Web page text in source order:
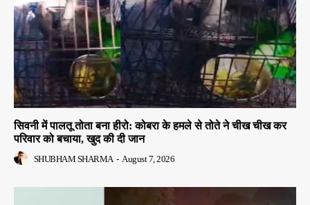
सिवनी में पालतू तोता बना हीरो: कोबरा के हमले से तोते ने चीख चीख कर
परिवार को बचाया, खुद की दी जान
SHUBHAM SHARMA - August 7, 2026